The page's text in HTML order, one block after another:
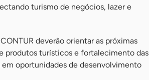
turismo de negócios, lazer e
deverão orientar as próximas
produtos turísticos e fortalecimento das
oportunidades de desenvolvimento